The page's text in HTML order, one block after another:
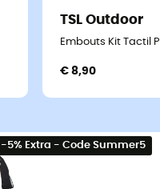
TSL Outdoor
Embouts Kit Tactil
€ 8,90
-5% Extra - Code Summer5